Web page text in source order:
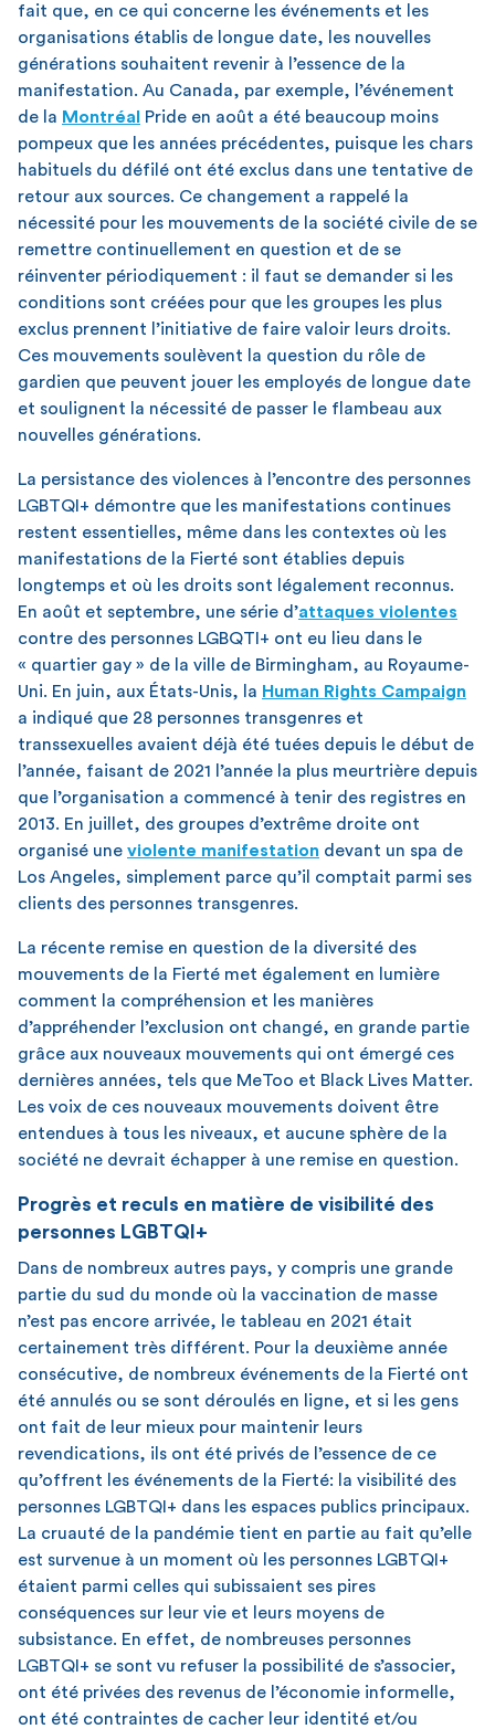
fait que, en ce qui concerne les événements et les
organisations établis de longue date, les nouvelles
générations souhaitent revenir à l’essence de la
manifestation. Au Canada, par exemple, l’événement
de la Montréal
Pride en août a été beaucoup moins
pompeux que les années précédentes, puisque les chars
habituels du défilé ont été exclus dans une tentative de
retour aux sources. Ce changement a rappelé la
nécessité pour les mouvements de la société civile de se
remettre continuellement en question et de se
réinventer périodiquement : il faut se demander si les
conditions sont créées pour que les groupes les plus
exclus prennent l’initiative de faire valoir leurs droits.
Ces mouvements soulèvent la question du rôle de
gardien que peuvent jouer les employés de longue date
et soulignent la nécessité de passer le flambeau aux
nouvelles générations.
La persistance des violences à l’encontre des personnes
LGBTQI+ démontre que les manifestations continues
restent essentielles, même dans les contextes où les
manifestations de la Fierté sont établies depuis
longtemps et où les droits sont légalement reconnus.
En août et septembre, une série d’attaques violentes
contre des personnes LGBQTI+ ont eu lieu dans le
« quartier gay » de la ville de Birmingham, au Royaume-
Uni. En juin, aux États-Unis, la Human Rights Campaign
a indiqué que 28 personnes transgenres et
transsexuelles avaient déjà été tuées depuis le début de
l’année, faisant de 2021 l’année la plus meurtrière depuis
que l’organisation a commencé à tenir des registres en
2013. En juillet, des groupes d’extrême droite ont
organisé une violente manifestation devant un spa de
Los Angeles, simplement parce qu’il comptait parmi ses
clients des personnes transgenres.
La récente remise en question de la diversité des
mouvements de la Fierté met également en lumière
comment la compréhension et les manières
d’appréhender l’exclusion ont changé, en grande partie
grâce aux nouveaux mouvements qui ont émergé ces
dernières années, tels que MeToo et Black Lives Matter.
Les voix de ces nouveaux mouvements doivent être
entendues à tous les niveaux, et aucune sphère de la
société ne devrait échapper à une remise en question.
Progrès et reculs en matière de visibilité des
personnes LGBTQI+
Dans de nombreux autres pays, y compris une grande
partie du sud du monde où la vaccination de masse
n’est pas encore arrivée, le tableau en 2021 était
certainement très différent. Pour la deuxième année
consécutive, de nombreux événements de la Fierté ont
été annulés ou se sont déroulés en ligne, et si les gens
ont fait de leur mieux pour maintenir leurs
revendications, ils ont été privés de l’essence de ce
qu’offrent les événements de la Fierté: la visibilité des
personnes LGBTQI+ dans les espaces publics principaux.
La cruauté de la pandémie tient en partie au fait qu’elle
est survenue à un moment où les personnes LGBTQI+
étaient parmi celles qui subissaient ses pires
conséquences sur leur vie et leurs moyens de
subsistance. En effet, de nombreuses personnes
LGBTQI+ se sont vu refuser la possibilité de s’associer,
ont été privées des revenus de l’économie informelle,
ont été contraintes de cacher leur identité et/ou